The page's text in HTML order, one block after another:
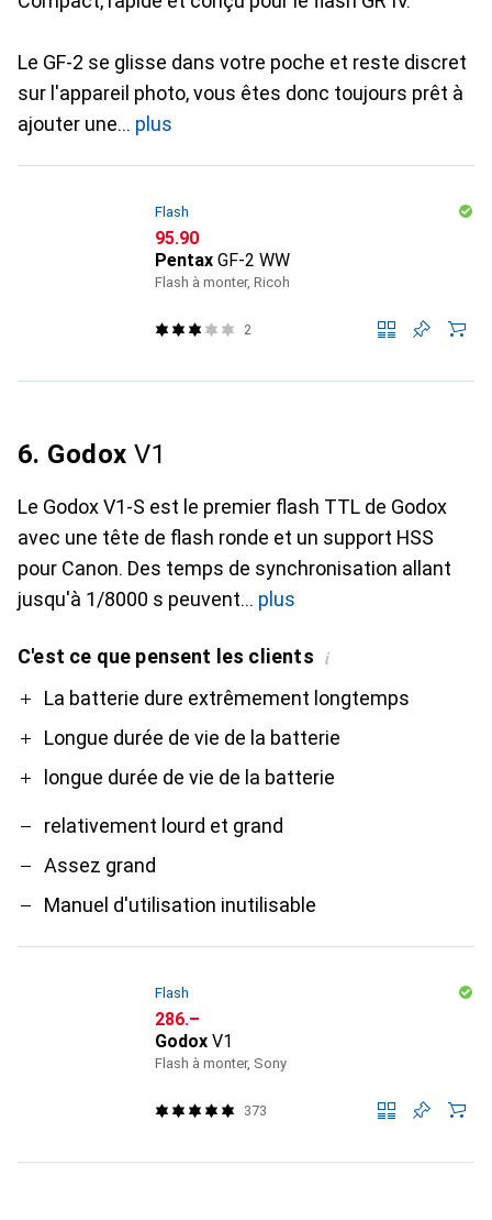
Le GF-2 se glisse dans votre poche et reste discret
sur l'appareil photo, vous êtes donc toujours prêt à
ajouter une
plus
Flash
CHF
95.90
Pentax GF-2 WW
Flash à monter, Ricoh
2
6. Godox V1
Le Godox V1-S est le premier flash TTL de Godox
avec une tête de flash ronde et un support HSS
pour Canon. Des temps de synchronisation allant
jusqu'à 1/8000 s peuvent
plus
C'est ce que pensent les clients i
ProLa batterie dure extrêmement longtemps
Longue durée de vie de la batterie
longue durée de vie de la batterie
Contre
relativement lourd et grand
Assez grand
Manuel d'utilisation inutilisable
Flash
CHF
286.–
Godox V1
Flash à monter, Sony
373